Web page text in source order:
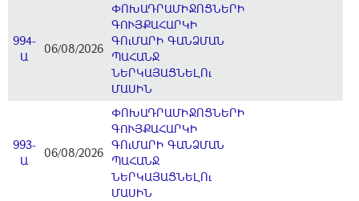
994-
Ա
06/08/2026
ՓՈԽԱԴՐԱՄԻՋՈՑՆԵՐԻ
ԳՈՒՅՔԱՀԱՐԿԻ
ԳՈւՄԱՐԻ ԳԱՆՁՄԱՆ
ՊԱՀԱՆՋ
ՆԵՐԿԱՅԱՑՆԵԼՈւ
ՄԱՍԻՆ
993-
Ա
06/08/2026
ՓՈԽԱԴՐԱՄԻՋՈՑՆԵՐԻ
ԳՈՒՅՔԱՀԱՐԿԻ
ԳՈւՄԱՐԻ ԳԱՆՁՄԱՆ
ՊԱՀԱՆՋ
ՆԵՐԿԱՅԱՑՆԵԼՈւ
ՄԱՍԻՆ